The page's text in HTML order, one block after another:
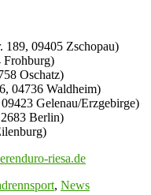
189, 09405 Zschopau)
Frohburg)
Oschatz)
04736 Waldheim)
Gelenau/Erzgebirge)
Berlin)
riesa.de
, News